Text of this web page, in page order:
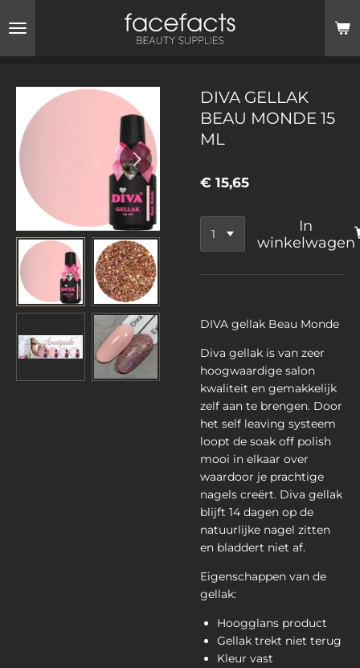
direct
hoofdinhoud
DIVA GELLAK
BEAU MONDE 15
ML
€ 15,65
In
winkelwagen
DIVA gellak Beau Monde
Diva gellak is van zeer
hoogwaardige salon
kwaliteit en gemakkelijk
zelf aan te brengen. Door
het self leaving systeem
loopt de soak off polish
mooi in elkaar over
waardoor je prachtige
nagels creërt. Diva gellak
blijft 14 dagen op de
natuurlijke nagel zitten
en bladdert niet af.
Eigenschappen van de
gellak:
Hoogglans product
Gellak trekt niet terug
Kleur vast